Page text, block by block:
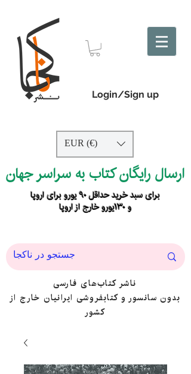
Login/Sign up
EUR (€)
ارسال رایگان کتاب به سراسر جهان
برای سبد خرید حداقل ۹۰ یورو برای اروپا
و ۱۳۰یورو خارج از اروپا
ناشر کتاب‌های فارسی
بدون سانسور و کتابفروشی ایرانیان خارج از
کشور